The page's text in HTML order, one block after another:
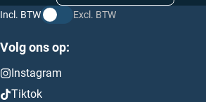
Incl. BTW Excl. BTW
Volg ons op:
Instagram
Tiktok